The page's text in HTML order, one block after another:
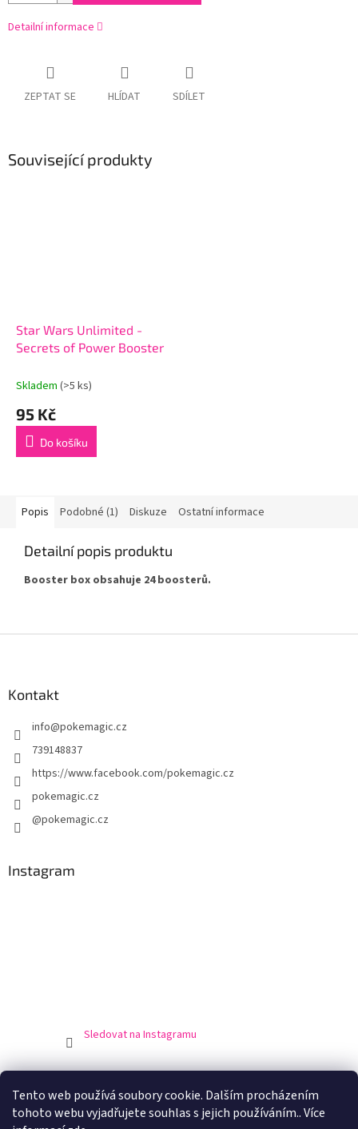
Tento web používá soubory cookie. Dalším procházením
tohoto webu vyjadřujete souhlas s jejich používáním.. Více
Detailní informace
ZEPTAT SE HLÍDAT SDÍLET
Související produkty
Star Wars Unlimited -
Secrets of Power Booster
Skladem (>5 ks)
95 Kč
Do košíku
Popis Podobné (1) Diskuze Ostatní informace
Detailní popis produktu
Booster box obsahuje 24 boosterů.
Kontakt
info@pokemagic.cz
739148837
https://www.facebook.com/pokemagic.cz
pokemagic.cz
@pokemagic.cz
Instagram
Sledovat na Instagramu
Doprava a platba Výrobci